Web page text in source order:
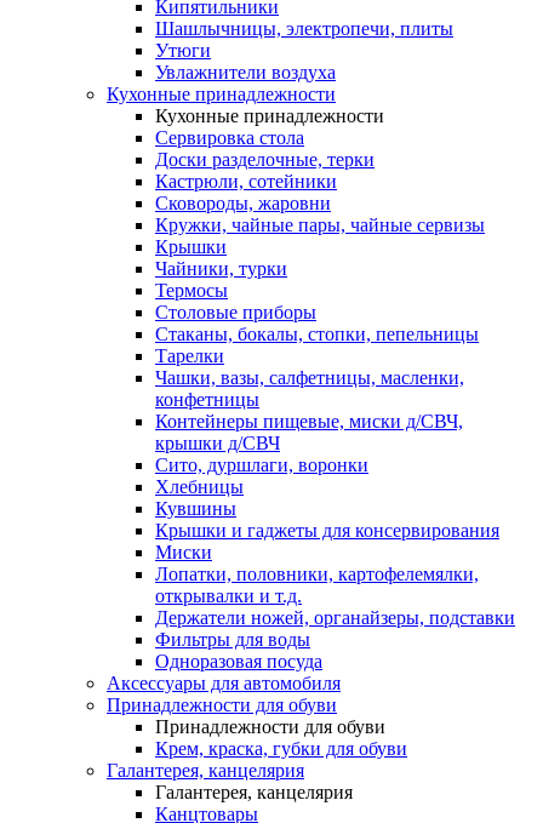
Кипятильники
Шашлычницы, электропечи, плиты
Утюги
Увлажнители воздуха
Кухонные принадлежности
Кухонные принадлежности
Сервировка стола
Доски разделочные, терки
Кастрюли, сотейники
Сковороды, жаровни
Кружки, чайные пары, чайные сервизы
Крышки
Чайники, турки
Термосы
Столовые приборы
Стаканы, бокалы, стопки, пепельницы
Тарелки
Чашки, вазы, салфетницы, масленки,
конфетницы
Контейнеры пищевые, миски д/СВЧ,
крышки д/СВЧ
Сито, дуршлаги, воронки
Хлебницы
Кувшины
Крышки и гаджеты для консервирования
Миски
Лопатки, половники, картофелемялки,
открывалки и т.д.
Держатели ножей, органайзеры, подставки
Фильтры для воды
Одноразовая посуда
Аксессуары для автомобиля
Принадлежности для обуви
Принадлежности для обуви
Крем, краска, губки для обуви
Галантерея, канцелярия
Галантерея, канцелярия
Канцтовары